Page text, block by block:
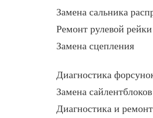
Замена сальника
Ремонт рулевой рейки
Замена сцепления
Диагностика
Замена сайлентблоков
Диагностика и